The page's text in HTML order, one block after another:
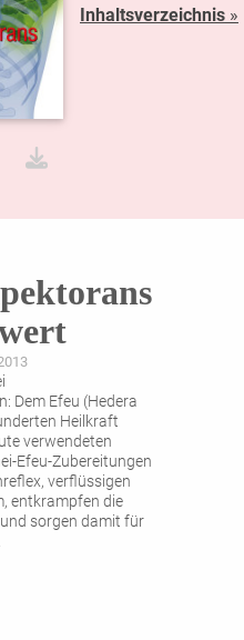
Inhaltsverzeichnis»
Dem Efeu (Hedera
Heilkraft
verwendeten
Efeu-Zubereitungen
verflüssigen
entkrampfen die
sorgen damit für